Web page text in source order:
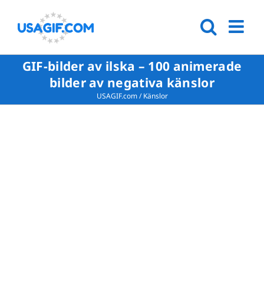
GIF-bilder av ilska – 100 animerade
bilder av negativa känslor
USAGIF.com/Känslor